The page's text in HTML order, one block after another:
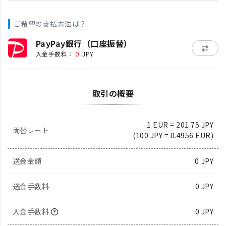
ご希望の支払方法は？
PayPay銀行（口座振替）
入金手数料： 0 JPY
取引の概要
両替レート
1 EUR = 201.75 JPY
(100 JPY = 0.4956 EUR)
送金金額 0 JPY
送金手数料 0 JPY
入金手数料 0 JPY